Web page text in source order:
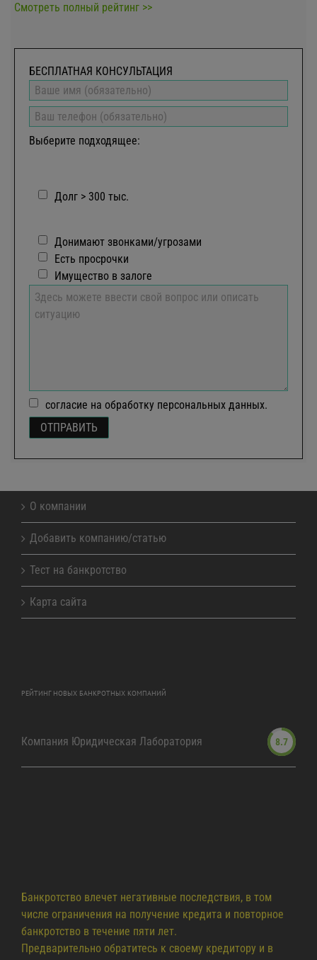
Смотреть полный рейтинг >>
БЕСПЛАТНАЯ КОНСУЛЬТАЦИЯ
Выберите подходящее:
Долг > 300 тыс.
Донимают звонками/угрозами
Есть просрочки
Имущество в залоге
согласие на обработку персональных данных.
О компании
Добавить компанию/статью
Тест на банкротство
Карта сайта
РЕЙТИНГ НОВЫХ БАНКРОТНЫХ КОМПАНИЙ
Компания Юридическая Лаборатория 8.7
Банкротство влечет негативные последствия, в том
числе ограничения на получение кредита и повторное
банкротство в течение пяти лет.
Предварительно обратитесь к своему кредитору и в